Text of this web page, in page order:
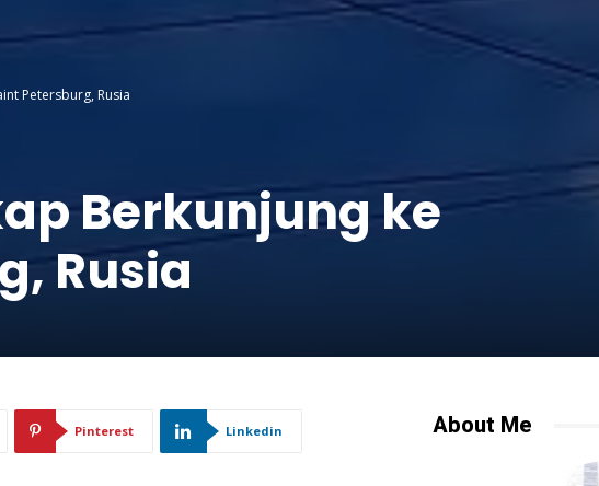
Petersburg, Rusia
Berkunjung ke
Rusia
Pinterest Linkedin About Me